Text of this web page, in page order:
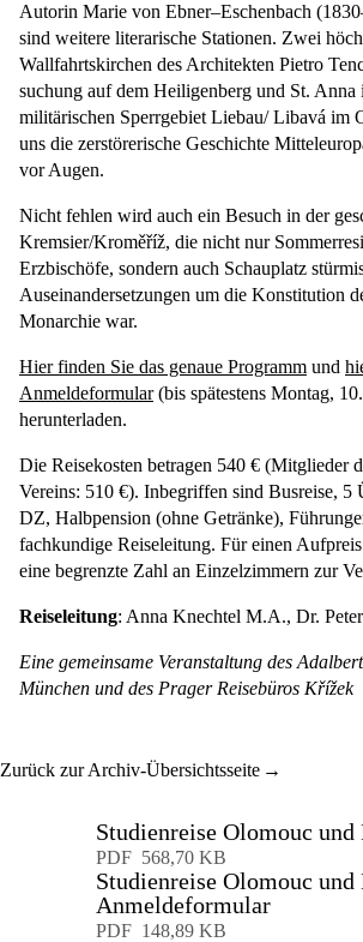
Autorin Marie von Ebner–Eschenbach
sind weitere literarische Stationen. Zwei
Wallfahrtskirchen des Architekten Pietro
suchung auf dem Heiligenberg und St. Anna
militärischen Sperrgebiet Liebau/ Libavá im
uns die zerstö­rerische Geschichte
vor Augen.
Nicht fehlen wird auch ein Besuch in der
Kremsier/Kroměříž, die nicht nur
Erzbischöfe, sondern auch Schauplatz
Auseinandersetzungen um die Konstitution
Monarchie war.
Hier finden Sie das genaue Programm und
Anmeldeformular(bis spätestens Montag,
herunterladen.
Die Reisekosten betragen 540 € (Mitglieder
Vereins: 510 €). Inbegriffen sind Busreise, 5
DZ, Halbpension (ohne Getränke),
fachkundige Reiseleitung. Für einen
eine begrenzte Zahl an Einzelzimmern zur
Reiseleitung: Anna Knechtel M.A., Dr.
Eine gemeinsame Veranstaltung des
München und des Prager Reisebüros Křížek
Zurück zur Archiv-Übersichtsseite
Studienreise Olomouc und
PDF 568,70 KB
Studienreise Olomouc und
Anmeldeformular
PDF 148,89 KB